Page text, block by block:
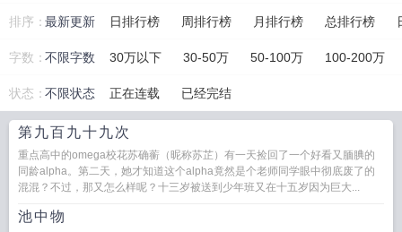
排序： 日排行榜 周排行榜 月排行榜 总排行榜
最新更新
字数：不限字数 30万以下 30-50万 50-100万 100-200万
状态：不限状态 正在连载 已经完结
第九百九十九次
重点高中的omega校花苏确蘅（昵称苏芷）有一天捡回了一个好看又腼腆的
同龄alpha。第二天，她才知道这个alpha竟然是个老师同学眼中彻底废了的
混混？不过，那又怎么样呢？十三岁被送到少年班又在十五岁因为巨大...
池中物